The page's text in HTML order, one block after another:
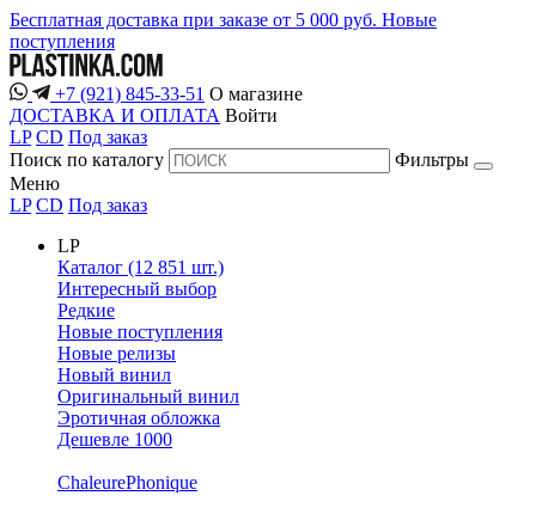
Бесплатная доставка при заказе от 5 000 руб. Новые
поступления
+7 (921) 845-33-51 О магазине
ДОСТАВКА И ОПЛАТА Войти
LP CD Под заказ
Поиск по каталогу
Фильтры
Меню
LP CD Под заказ
LP
Каталог (12 851 шт.)
Интересный выбор
Редкие
Новые поступления
Новые релизы
Новый винил
Оригинальный винил
Эротичная обложка
Дешевле 1000
ChaleurePhonique